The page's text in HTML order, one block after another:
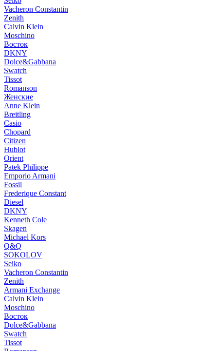
Vacheron Constantin
Zenith
Calvin Klein
Moschino
Восток
DKNY
Dolce&Gabbana
Swatch
Tissot
Romanson
Женские
Anne Klein
Breitling
Casio
Chopard
Citizen
Hublot
Orient
Patek Philippe
Emporio Armani
Fossil
Frederique Constant
Diesel
DKNY
Kenneth Cole
Skagen
Michael Kors
Q&Q
SOKOLOV
Seiko
Vacheron Constantin
Zenith
Armani Exchange
Calvin Klein
Moschino
Восток
Dolce&Gabbana
Swatch
Tissot